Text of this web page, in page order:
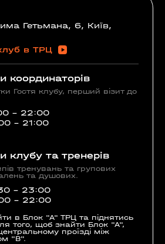
Гетьмана, 6, Київ,
в ТРЦ
координаторів
Гостя клубу, перший візит до
- 22:00
- 21:00
клубу та тренерів
тренувань та групових
та душових.
- 23:00
- 22:00
в Блок "А" ТРЦ та піднятись
того, щоб знайти Блок "А",
проїзді між
"В".